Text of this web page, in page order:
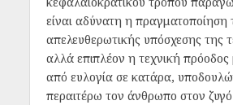
είναι αδύνατη η πραγματοποίηση
απελευθερωτικής υπόσχεσης της
αλλά επιπλέον η τεχνική πρόοδος
από ευλογία σε κατάρα,
περαιτέρω τον άνθρωπο στον